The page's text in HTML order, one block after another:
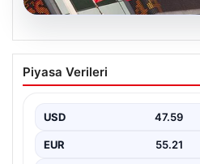
04.08.2026
FED Faiz Kararı Ne
Nisan Ayı İçin
Altın, dolar, borsa ve kripto para
Piyasa Verileri
USD 47.59
EUR 55.21